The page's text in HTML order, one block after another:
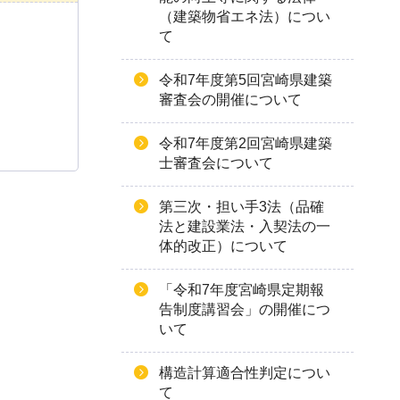
（建築物省エネ法）につい
て
令和7年度第5回宮崎県建築
審査会の開催について
令和7年度第2回宮崎県建築
士審査会について
第三次・担い手3法（品確
法と建設業法・入契法の一
体的改正）について
「令和7年度宮崎県定期報
告制度講習会」の開催につ
いて
構造計算適合性判定につい
て